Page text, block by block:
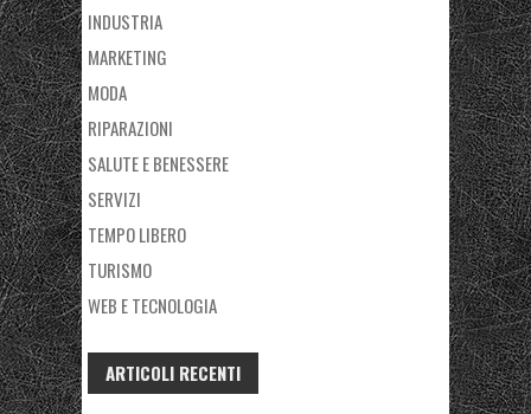
INDUSTRIA
MARKETING
MODA
RIPARAZIONI
SALUTE E BENESSERE
SERVIZI
TEMPO LIBERO
TURISMO
WEB E TECNOLOGIA
ARTICOLI RECENTI